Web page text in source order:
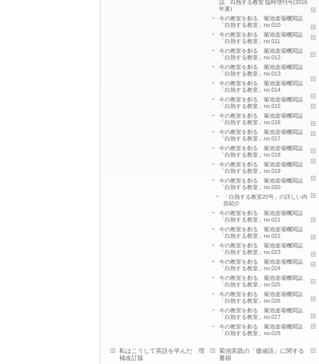
誌 白熱する教室 臨時増刊号(2016
年夏)
今の教室を創る 菊池道場機関誌
「白熱する教室」no.010
今の教室を創る 菊池道場機関誌
「白熱する教室」no.011
今の教室を創る 菊池道場機関誌
「白熱する教室」no.012
今の教室を創る 菊池道場機関誌
「白熱する教室」no.013
今の教室を創る 菊池道場機関誌
「白熱する教室」no.014
今の教室を創る 菊池道場機関誌
「白熱する教室」no.015
今の教室を創る 菊池道場機関誌
「白熱する教室」no.016
今の教室を創る 菊池道場機関誌
「白熱する教室」no.017
今の教室を創る 菊池道場機関誌
「白熱する教室」no.018
今の教室を創る 菊池道場機関誌
「白熱する教室」no.019
今の教室を創る 菊池道場機関誌
「白熱する教室」no.020
「白熱する教室20号」の詳しい内
容紹介
今の教室を創る 菊池道場機関誌
「白熱する教室」no.021
今の教室を創る 菊池道場機関誌
「白熱する教室」no.022
今の教室を創る 菊池道場機関誌
「白熱する教室」no.023
今の教室を創る 菊池道場機関誌
「白熱する教室」no.024
今の教室を創る 菊池道場機関誌
「白熱する教室」no.025
今の教室を創る 菊池道場機関誌
「白熱する教室」no.026
今の教室を創る 菊池道場機関誌
「白熱する教室」no.027
今の教室を創る 菊池道場機関誌
「白熱する教室」no.028
私はこうして英語を学んだ 増
補改訂版
菊池実践の「価値語」に関する
書籍